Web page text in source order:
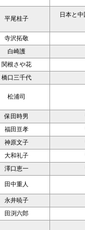
平尾桂子
日本と
寺沢拓敬
白崎護
関根さや花
橋口三千代
松浦司
保田時男
福田亘孝
神原文子
大和礼子
澤口恵一
田中重人
永井暁子
田渕六郎